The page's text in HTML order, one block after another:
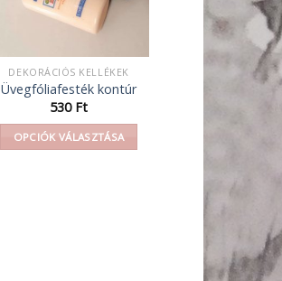
DEKORÁCIÓS KELLÉKEK
Üvegfóliafesték kontúr
530 Ft
OPCIÓK VÁLASZTÁSA